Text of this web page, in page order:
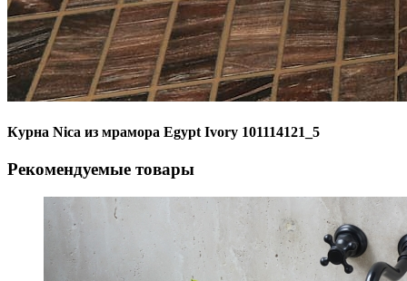
Курна Nica из мрамора Egypt Ivory 101114121_5
Рекомендуемые товары